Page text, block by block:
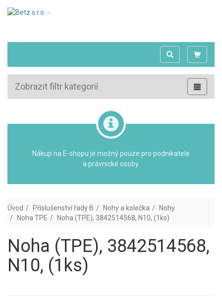
Zobrazit filtr kategorií
Nákup na E-shopu je možný pouze pro podnikatele
a právnické osoby.
Úvod Příslušenství řady B Nohy a kolečka
Nohy
Noha TPE
Noha (TPE), 3842514568, N10, (1ks)
Noha (TPE), 3842514568,
N10, (1ks)